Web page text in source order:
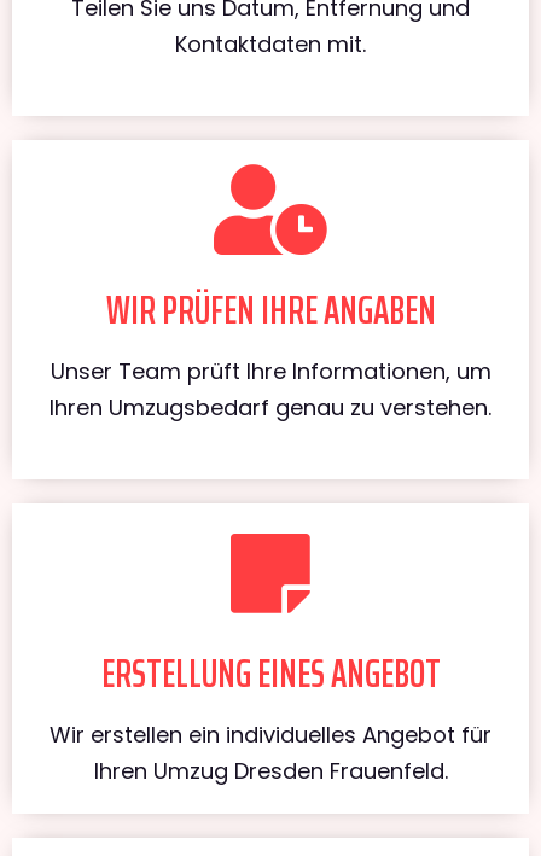
Teilen Sie uns Datum, Entfernung und
Kontaktdaten mit.
WIR PRÜFEN IHRE ANGABEN
Unser Team prüft Ihre Informationen, um
Ihren Umzugsbedarf genau zu verstehen.
ERSTELLUNG EINES ANGEBOT
Wir erstellen ein individuelles Angebot für
Ihren Umzug Dresden Frauenfeld.